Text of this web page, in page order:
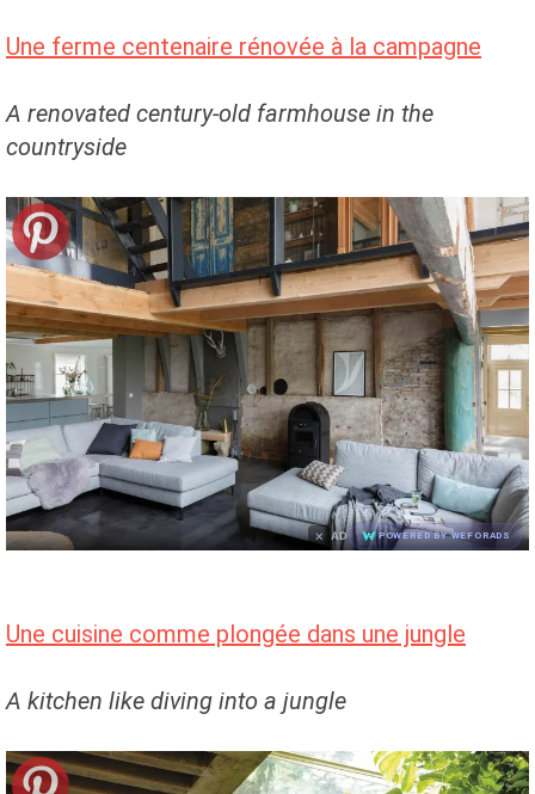
Une ferme centenaire rénovée à la campagne
A renovated century-old farmhouse in the
countryside
× AD POWERED BY WEFORADS
Une cuisine comme plongée dans une jungle
A kitchen like diving into a jungle